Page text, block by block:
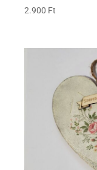
2.900 Ft